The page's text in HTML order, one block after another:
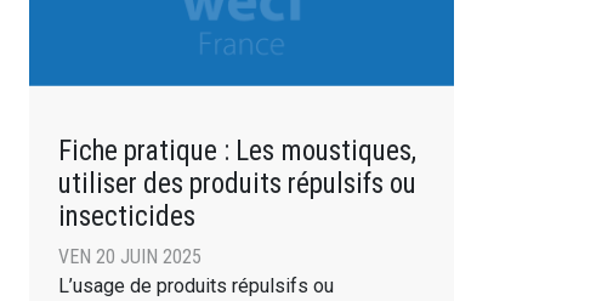
Fiche pratique : Les moustiques,
utiliser des produits répulsifs ou
insecticides
VEN 20 JUIN 2025
L’usage de produits répulsifs ou